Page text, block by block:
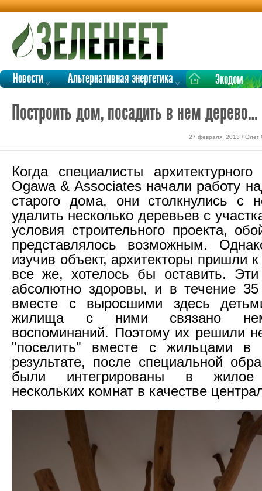
Новости Альтернативная энергетика Экодом
Построить дом, посадить в нем дерево…
27 февраля, 2013 / Олег
Когда специалисты
Ogawa & Associates начали работу
старого дома, они столкнулись с
удалить несколько деревьев с
условия строительного проекта,
представлялось возможным.
изучив объект, архитекторы пришли
все же, хотелось бы оставить.
абсолютно здоровы, и в течение
вместе с выросшими здесь
жилища с ними связано
воспоминаний. Поэтому их решили
"поселить" вместе с жильцами
результате, после специальной
были интегрированы в жилое
нескольких комнат в качестве